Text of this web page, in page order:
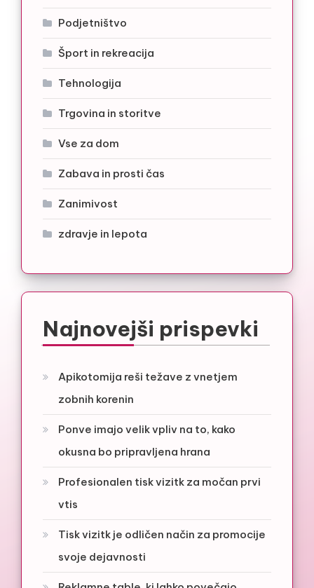
Podjetništvo
Šport in rekreacija
Tehnologija
Trgovina in storitve
Vse za dom
Zabava in prosti čas
Zanimivost
zdravje in lepota
Najnovejši prispevki
Apikotomija reši težave z vnetjem
zobnih korenin
Ponve imajo velik vpliv na to, kako
okusna bo pripravljena hrana
Profesionalen tisk vizitk za močan prvi
vtis
Tisk vizitk je odličen način za promocije
svoje dejavnosti